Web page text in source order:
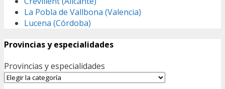
La Pobla de Vallbona (Valencia)
Lucena (Córdoba)
Provincias y especialidades
Provincias y especialidades